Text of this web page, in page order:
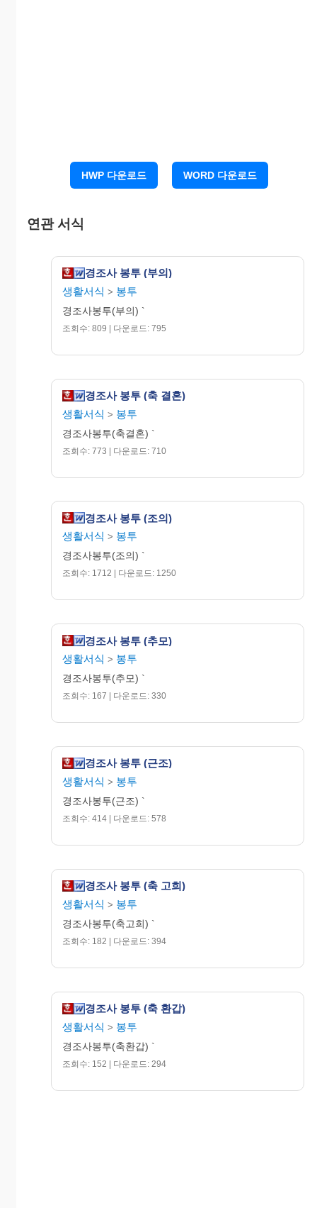
HWP 다운로드 WORD 다운로드
연관 서식
경조사 봉투 (부의)
생활서식 > 봉투
경조사봉투(부의) `
조회수: 809 | 다운로드: 795
경조사 봉투 (축 결혼)
생활서식 > 봉투
경조사봉투(축결혼) `
조회수: 773 | 다운로드: 710
경조사 봉투 (조의)
생활서식 > 봉투
경조사봉투(조의) `
조회수: 1712 | 다운로드: 1250
경조사 봉투 (추모)
생활서식 > 봉투
경조사봉투(추모) `
조회수: 167 | 다운로드: 330
경조사 봉투 (근조)
생활서식 > 봉투
경조사봉투(근조) `
조회수: 414 | 다운로드: 578
경조사 봉투 (축 고희)
생활서식 > 봉투
경조사봉투(축고희) `
조회수: 182 | 다운로드: 394
경조사 봉투 (축 환갑)
생활서식 > 봉투
경조사봉투(축환갑) `
조회수: 152 | 다운로드: 294